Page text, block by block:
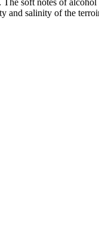
soft notes of alcohol
and salinity of the